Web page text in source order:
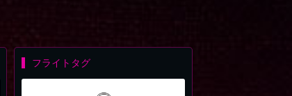
フライトタグ